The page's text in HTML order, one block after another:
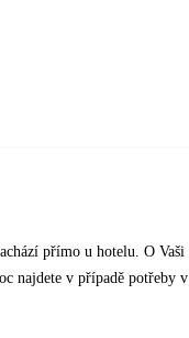
přímo u hotelu. O Vaši
najdete v případě potřeby v